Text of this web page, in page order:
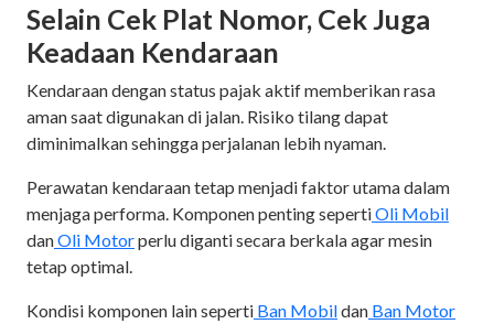
Selain Cek Plat Nomor, Cek Juga
Keadaan Kendaraan
Kendaraan dengan status pajak aktif memberikan rasa
aman saat digunakan di jalan. Risiko tilang dapat
diminimalkan sehingga perjalanan lebih nyaman.
Perawatan kendaraan tetap menjadi faktor utama dalam
menjaga performa. Komponen penting sepertiOli Mobil
danOli Motorperlu diganti secara berkala agar mesin
tetap optimal.
Kondisi komponen lain seperti Ban Mobildan Ban Motor